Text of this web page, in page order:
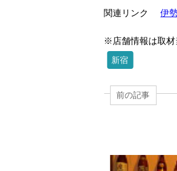
関連リンク
伊
※店舗情報は取材
新宿
前の記事